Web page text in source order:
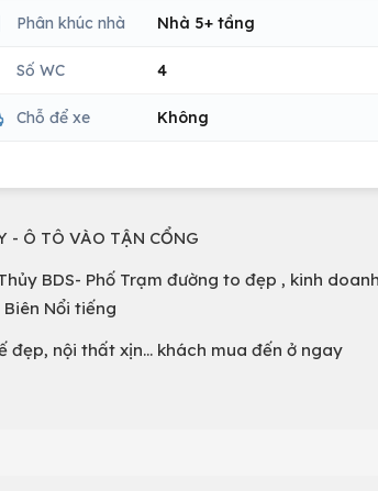
Phân khúc nhà Nhà 5+ tầng
Số WC 4
Chỗ để xe Không
- Ô TÔ VÀO TẬN CỔNG
BDS- Phố Trạm đường to đẹp , kinh
Nổi tiếng
nội thất xịn... khách mua đến ở ngay